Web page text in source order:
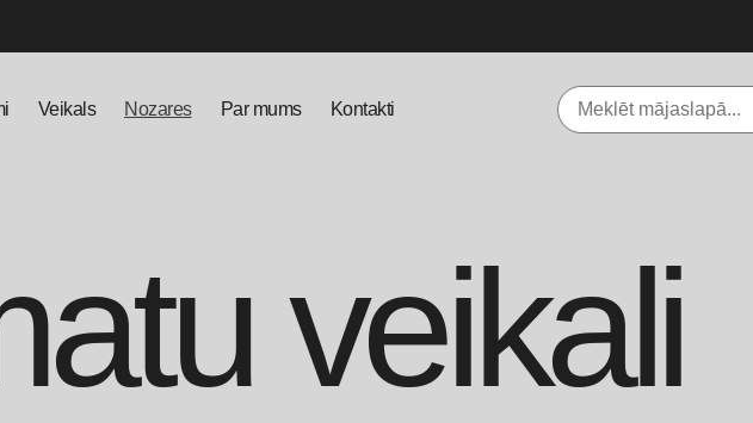
Veikals Nozares Par mums Kontakti
veikali